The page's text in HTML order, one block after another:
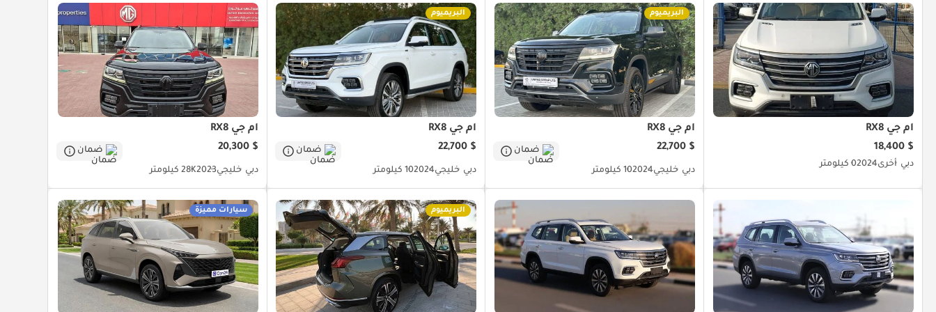
أم جي RX8
$ 18,400
دبي أخرى20240 كيلومتر
البريميوم
أم جي RX8
$ 22,700
ضمان
دبي خليجي202410 كيلومتر
البريميوم
أم جي RX8
$ 22,700
ضمان
دبي خليجي202410 كيلومتر
أم جي RX8
$ 20,300
ضمان
دبي خليجي202328K كيلومتر
البريميوم سيارات مميزة